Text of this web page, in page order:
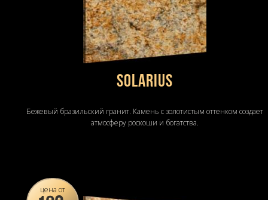
SOLARIUS
Бежевый бразильский гранит. Камень с золотистым оттенком создает
атмосферу роскоши и богатства.
цена от